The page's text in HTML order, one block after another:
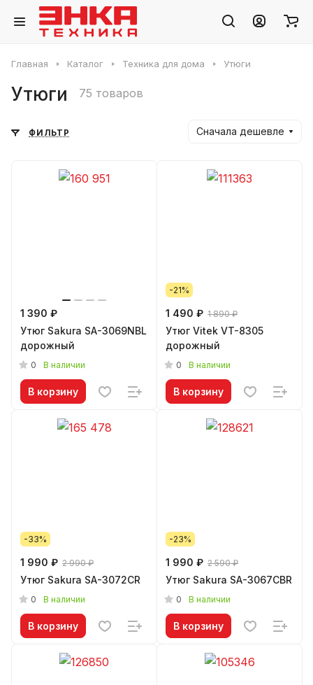
Главная Каталог Техника для дома Утюги
Утюги 75 товаров
ФИЛЬТР Сначала дешевле
1 390 ₽
Утюг Sakura SA-3069NBL
дорожный
0 В наличии
В корзину
-21%
1 490 ₽ 1 890 ₽
Утюг Vitek VT-8305
дорожный
0 В наличии
В корзину
-33%
1 990 ₽ 2 990 ₽
Утюг Sakura SA-3072CR
0 В наличии
В корзину
-23%
1 990 ₽ 2 590 ₽
Утюг Sakura SA-3067CBR
0 В наличии
В корзину